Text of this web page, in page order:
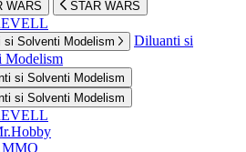
WARS STAR WARS
si Solventi Modelism
Diluanti si
Modelism
si Solventi Modelism
si Solventi Modelism